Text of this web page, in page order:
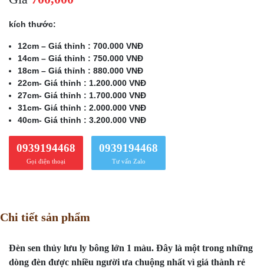
kích thước:
12cm – Giá thỉnh : 700.000 VNĐ
14cm – Giá thỉnh : 750.000 VNĐ
18cm – Giá thỉnh : 880.000 VNĐ
22cm- Giá thỉnh : 1.200.000 VNĐ
27cm- Giá thỉnh : 1.700.000 VNĐ
31cm- Giá thỉnh : 2.000.000 VNĐ
40cm- Giá thỉnh : 3.200.000 VNĐ
0939194468
Gọi điện thoại
0939194468
Tư vấn Zalo
Chi tiết sản phẩm
Đèn sen thủy lưu ly bông lớn 1 màu. Đây là một trong những
dòng đèn được nhiều người ưa chuộng nhất vì giá thành rẻ